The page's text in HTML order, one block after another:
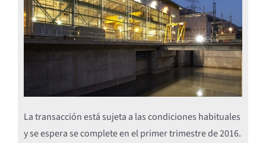
La transacción está sujeta a las condiciones habituales
y se espera se complete en el primer trimestre de 2016.